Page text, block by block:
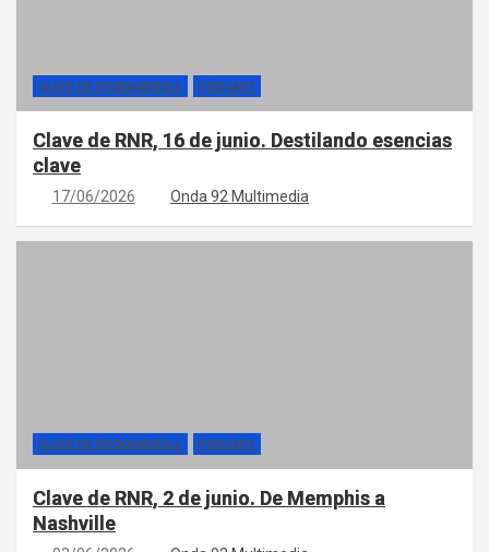
CLAVE DE ROCKANDROLL PÓDCAST
Clave de RNR, 16 de junio. Destilando esencias
clave
17/06/2026 Onda 92 Multimedia
CLAVE DE ROCKANDROLL PÓDCAST
Clave de RNR, 2 de junio. De Memphis a
Nashville